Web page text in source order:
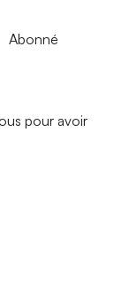
Abonné
pour avoir